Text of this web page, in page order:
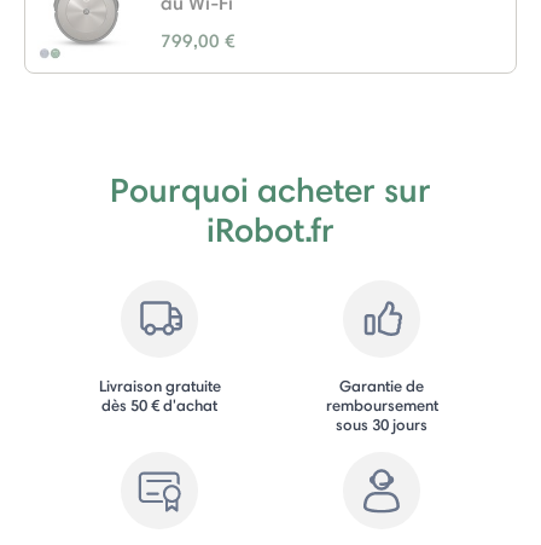
799,00 €
Pourquoi acheter sur
iRobot.fr
Livraison gratuite
dès 50 € d'achat
Garantie de
remboursement
sous 30 jours